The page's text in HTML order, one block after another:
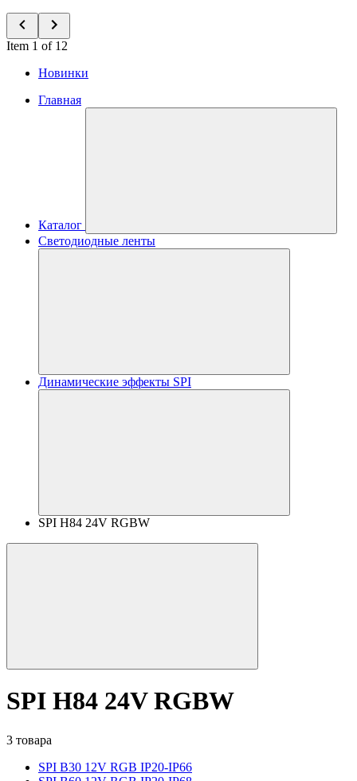
Item 1 of 12
Новинки
Главная
Каталог
Светодиодные ленты
Динамические эффекты SPI
SPI H84 24V RGBW
SPI H84 24V RGBW
3 товара
SPI B30 12V RGB IP20-IP66